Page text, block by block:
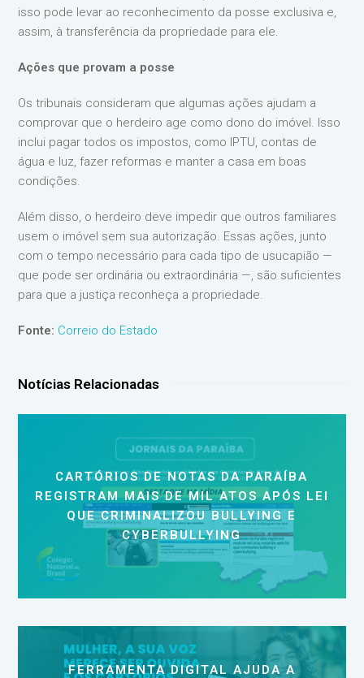
isso pode levar ao reconhecimento da posse exclusiva e,
assim, à transferência da propriedade para ele.
Ações que provam a posse
Os tribunais consideram que algumas ações ajudam a
comprovar que o herdeiro age como dono do imóvel. Isso
inclui pagar todos os impostos, como IPTU, contas de
água e luz, fazer reformas e manter a casa em boas
condições.
Além disso, o herdeiro deve impedir que outros familiares
usem o imóvel sem sua autorização. Essas ações, junto
com o tempo necessário para cada tipo de usucapião —
que pode ser ordinária ou extraordinária —, são suficientes
para que a justiça reconheça a propriedade.
Fonte: Correio do Estado
Notícias Relacionadas
CARTÓRIOS DE NOTAS DA PARAÍBA
REGISTRAM MAIS DE MIL ATOS APÓS LEI
QUE CRIMINALIZOU BULLYING E
CYBERBULLYING
FERRAMENTA DIGITAL AJUDA A